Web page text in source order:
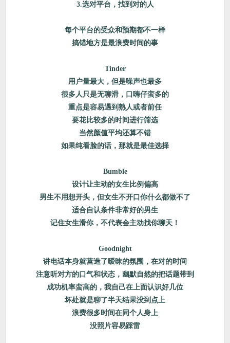
3.选对平台，找到对的人
每个平台的受众和预期都不一样
搞错地方是最浪费时间的事
Tinder
用户量最大，但是噪声也最多
很多人只是无聊滑，口嗨仔蛮多的
重点是容易遇到熟人或者前任
要花比较多的时间进行筛选
当然颜值平均还算不错
如果纯看脸的话，那就是最佳选择
Bumble
设计让主动的女生比例偏高
男生不用想开头，但女生不开口你什么都做不了
适合自认条件非常好的男生
记住女生滑你，不代表会主动找你聊天！
Goodnight
讲电话本身就营造了暧昧的氛围，在对的时间
注意听对方的口气和状态，幽默自然的把话题带到
成功机率蛮高的，我自己在上面认识好几位
坏处就是聊了半天结果没到点上
浪费很多时间在同个人身上
没照片容易踩雷